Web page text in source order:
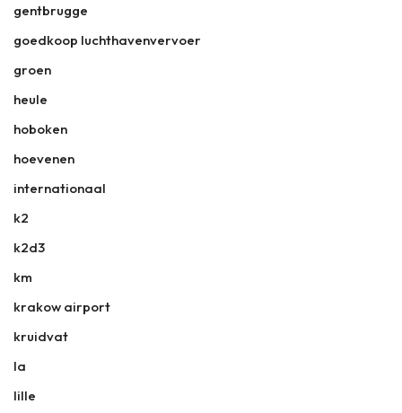
gentbrugge
goedkoop luchthavenvervoer
groen
heule
hoboken
hoevenen
internationaal
k2
k2d3
km
krakow airport
kruidvat
la
lille